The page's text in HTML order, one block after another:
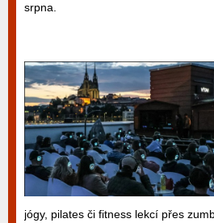
srpna.
jógy, pilates či fitness lekcí přes